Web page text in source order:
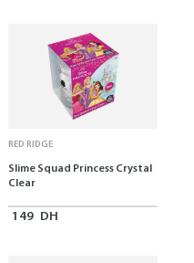
RED RIDGE
Slime Squad Princess Crystal
Clear
149 DH